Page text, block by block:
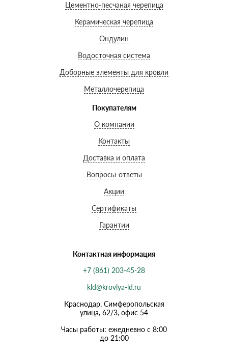
Цементно-песчаная черепица
Керамическая черепица
Ондулин
Водосточная система
Доборные элементы для кровли
Металлочерепица
Покупателям
О компании
Контакты
Доставка и оплата
Вопросы-ответы
Акции
Сертификаты
Гарантии
Контактная информация
+7 (861) 203-45-28
kld@krovlya-ld.ru
Краснодар, Симферопольская
улица, 62/3, офис 54
Часы работы: ежедневно с 8:00
до 21:00